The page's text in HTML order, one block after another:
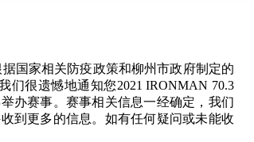
国家相关防疫政策和柳州市政府制定的
们很遗憾地通知您2021 IRONMAN 70.3
办赛事。赛事相关信息一经确定，我们
到更多的信息。如有任何疑问或未能收